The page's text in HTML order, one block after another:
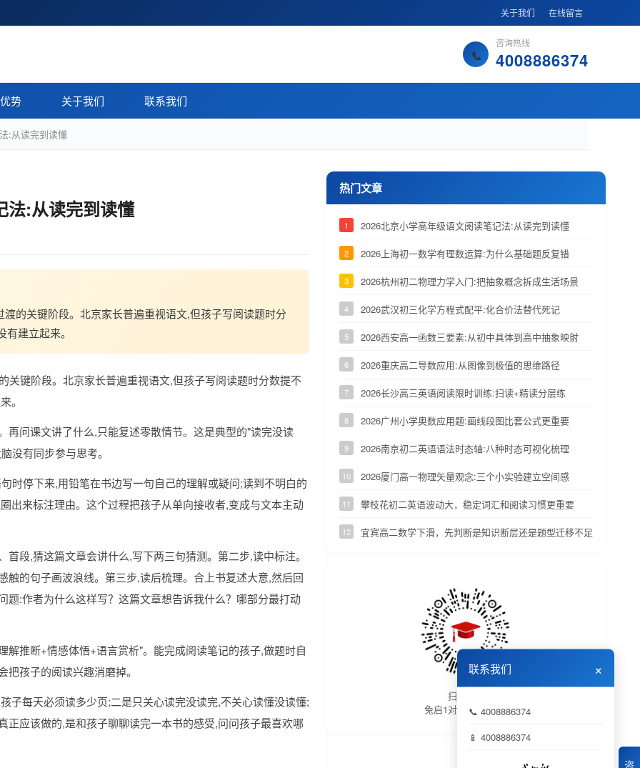
关于我们 在线留言
咨询热线
4008886374
势 关于我们 联系我们
:从读完到读懂
法:从读完到读懂
的关键阶段。北京家长普遍重视语文,但孩子写阅读题时分
建立起来。
关键阶段。北京家长普遍重视语文,但孩子写阅读题时分数提不
。
问课文讲了什么,只能复述零散情节。这是典型的"读完没读
有同步参与思考。
时停下来,用铅笔在书边写一句自己的理解或疑问;读到不明白的
出来标注理由。这个过程把孩子从单向接收者,变成与文本主动
段,猜这篇文章会讲什么,写下两三句猜测。第二步,读中标注。
的句子画波浪线。第三步,读后梳理。合上书复述大意,然后回
:作者为什么这样写？这篇文章想告诉我什么？哪部分最打动
推断+情感体悟+语言赏析"。能完成阅读笔记的孩子,做题时自
孩子的阅读兴趣消磨掉。
子每天必须读多少页;二是只关心读完没读完,不关心读懂没读懂;
应该做的,是和孩子聊聊读完一本书的感受,问问孩子最喜欢哪
热门文章
1 2026北京小学高年级语文阅读笔记法:从读完到读懂
2 2026上海初一数学有理数运算:为什么基础题反复错
3 2026杭州初二物理力学入门:把抽象概念拆成生活场景
4 2026武汉初三化学方程式配平:化合价法替代死记
5 2026西安高一函数三要素:从初中具体到高中抽象映射
6 2026重庆高二导数应用:从图像到极值的思维路径
7 2026长沙高三英语阅读限时训练:扫读+精读分层练
8 2026广州小学奥数应用题:画线段图比套公式更重要
9 2026南京初二英语语法时态轴:八种时态可视化梳理
10 2026厦门高一物理矢量观念:三个小实验建立空间感
11 攀枝花初二英语波动大，稳定词汇和阅读习惯更重要
12 宜宾高二数学下滑，先判断是知识断层还是题型迁移不足
扫码进入
兔启1对1微信小程序
咨
联系我们 ×
📞 4008886374
📱 4008886374